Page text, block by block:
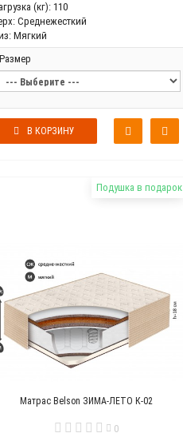
(кг): 110
Среднежесткий
Мягкий
Размер
В КОРЗИНУ
Подушка в подарок
Матрас Belson ЗИМА-ЛЕТО К-02
0